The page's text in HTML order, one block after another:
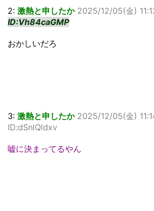
2: 激熱と申したか 2025/12/05(金)
ID:Vh84caGMP
おかしいだろ
3: 激熱と申したか 2025/12/05(金)
ID:dSnlQldxv
嘘に決まってるやん